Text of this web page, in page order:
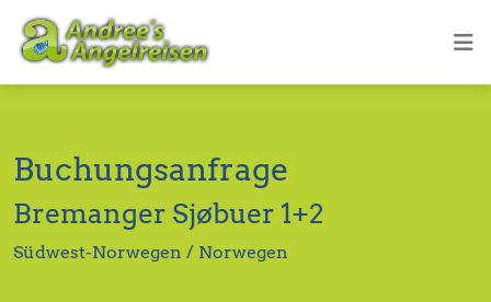
Buchungsanfrage
Bremanger Sjøbuer 1+2
Südwest-Norwegen / Norwegen